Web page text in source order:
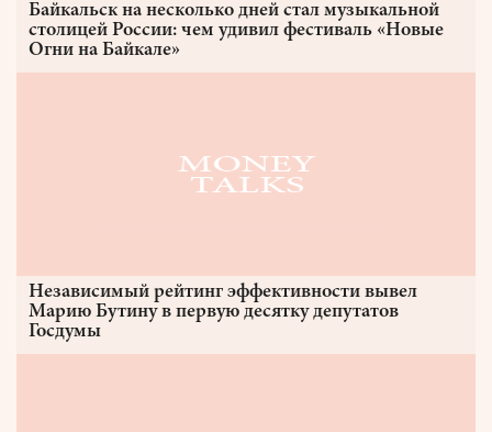
Байкальск на несколько дней стал музыкальной
столицей России: чем удивил фестиваль «Новые
Огни на Байкале»
Независимый рейтинг эффективности вывел
Марию Бутину в первую десятку депутатов
Госдумы